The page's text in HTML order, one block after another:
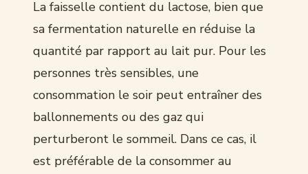
La faisselle contient du lactose, bien que
sa fermentation naturelle en réduise la
quantité par rapport au lait pur. Pour les
personnes très sensibles, une
consommation le soir peut entraîner des
ballonnements ou des gaz qui
perturberont le sommeil. Dans ce cas, il
est préférable de la consommer au